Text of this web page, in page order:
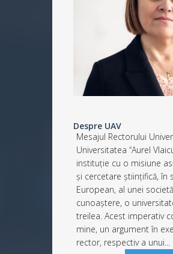
Despre UAV
Mesajul Rectorului
Universitatea “Aurel
instituție cu o misiune
și cercetare științifică, în
European, al unei
cunoaștere, o
treilea. Acest imperativ
mine, un argument în
rector, respectiv a unui...